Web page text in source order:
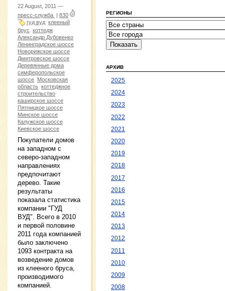
22 August, 2011 —
пресс-служба
830
гуд вуд клееный
брус коттедж
Александр Дубовенко
Ленинградское шоссе
Новорижское шоссе
Дмитровское шоссе
Деревянные дома
симферопольское
шоссе Московская
область коттеджное
строительство
каширское шоссе
Пятницкое шоссе
Минское шоссе
Калужское шоссе
Киевское шоссе
Покупатели домов
на западном с
северо-западном
направлениях
предпочитают
дерево. Такие
результаты
показала статистика
компании "ГУД
ВУД". Всего в 2010
и первой половине
2011 года компанией
было заключено
1093 контракта на
возведение домов
из клееного бруса,
производимого
компанией.
РЕГИОНЫ
АРХИВ
2025
2024
2023
2022
2021
2020
2019
2018
2017
2016
2015
2014
2013
2012
2011
2010
2009
2008